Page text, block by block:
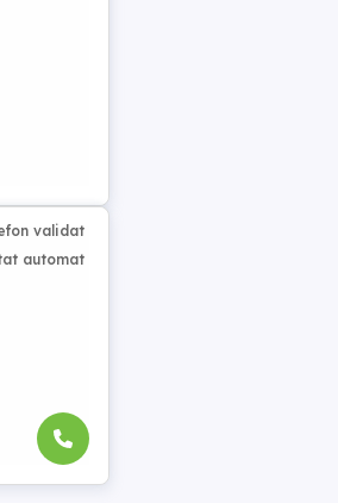
validat
automat